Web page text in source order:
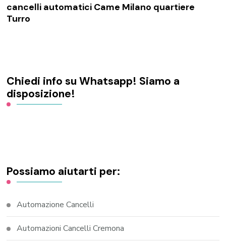
cancelli automatici Came Milano quartiere
Turro
Chiedi info su Whatsapp! Siamo a
disposizione!
Possiamo aiutarti per:
Automazione Cancelli
Automazioni Cancelli Cremona